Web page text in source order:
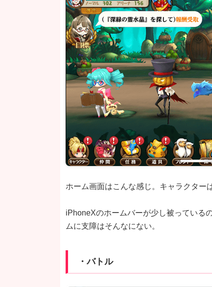
ホーム画面はこんな感じ。キャラクター
iPhoneXのホームバーが少し被っている
ムに支障はそんなにない。
・バトル